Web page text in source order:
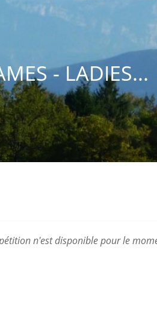
- LADIES...
n'est disponible pour le